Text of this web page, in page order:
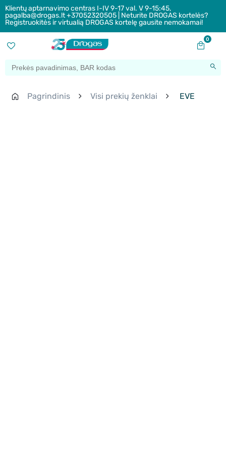
Klientų aptarnavimo centras I-IV 9-17 val. V 9-15:45,
pagalba@drogas.lt +37052320505 | Neturite DROGAS kortelės?
Registruokitės ir virtualią DROGAS kortelę gausite nemokamai!
0
Pagrindinis Visi prekių ženklai EVE